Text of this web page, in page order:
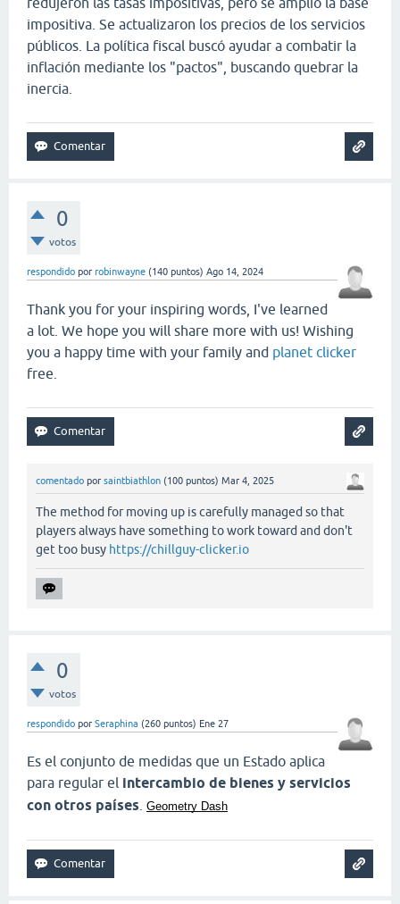
impositiva. Se actualizaron los precios de los servicios
públicos. La política fiscal buscó ayudar a combatir la
inflación mediante los "pactos", buscando quebrar la
inercia.
0
votos
respondido por robinwayne (140 puntos) Ago 14, 2024
Thank you for your inspiring words, I've learned
a lot. We hope you will share more with us! Wishing
you a happy time with your family and planet clicker
free.
comentado por saintbiathlon (100 puntos) Mar 4, 2025
The method for moving up is carefully managed so that
players always have something to work toward and don't
get too busy https://chillguy-clicker.io
0
votos
respondido por Seraphina (260 puntos) Ene 27
Es el conjunto de medidas que un Estado aplica
para regular el intercambio de bienes y servicios
con otros países Geometry Dash